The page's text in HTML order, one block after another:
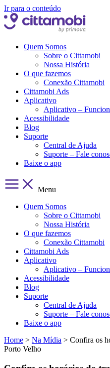
Ir para o conteúdo
Quem Somos
Sobre o Cittamobi
Nossa História
O que fazemos
Conexão Cittamobi
Cittamobi Ads
Aplicativo
Aplicativo –
Acessibilidade
Blog
Suporte
Central de Ajuda
Suporte – Fale
Baixe o app
Menu
Quem Somos
Sobre o Cittamobi
Nossa História
O que fazemos
Conexão Cittamobi
Cittamobi Ads
Aplicativo
Aplicativo –
Acessibilidade
Blog
Suporte
Central de Ajuda
Suporte – Fale
Baixe o app
Home > Na Mídia > Confira os
Porto Velho